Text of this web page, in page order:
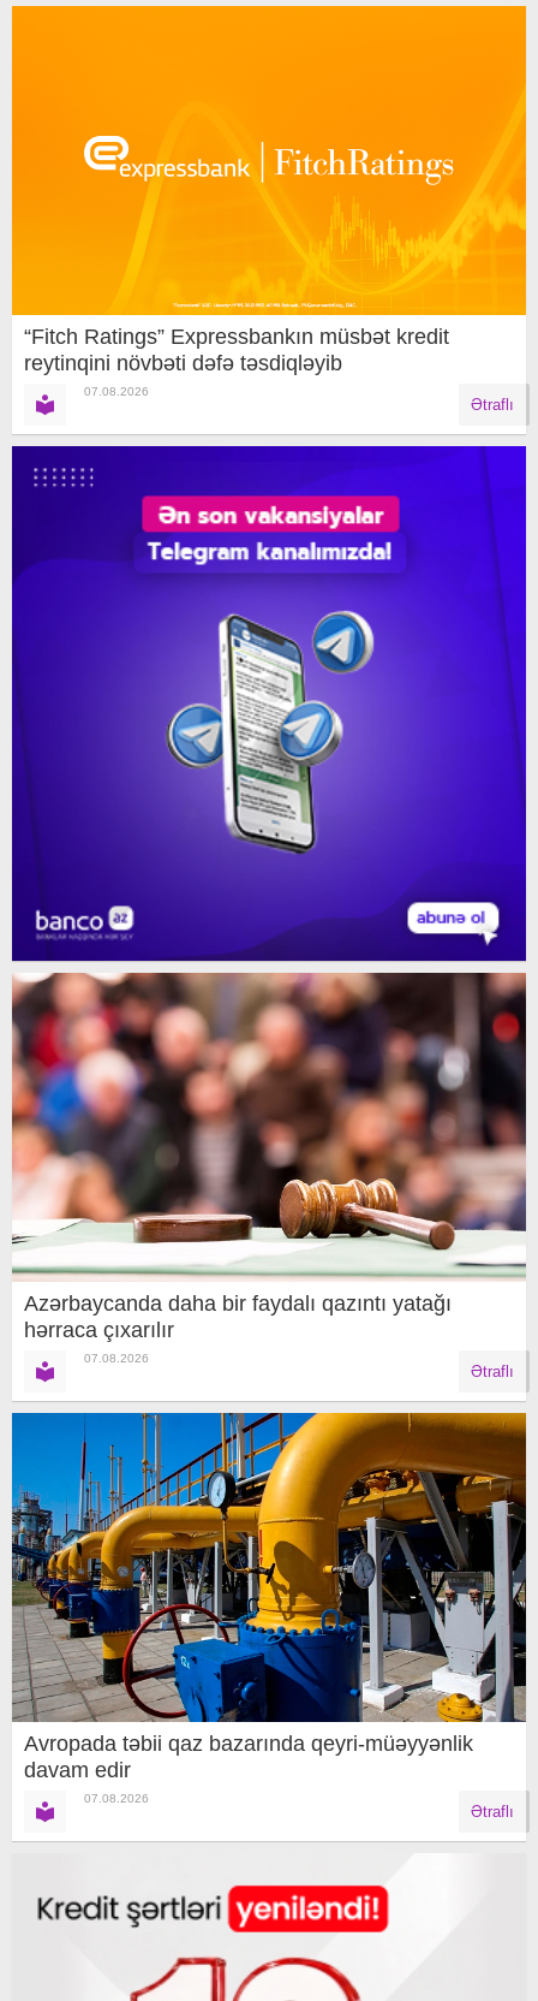
“Fitch Ratings” Expressbankın müsbət kredit
reytinqini növbəti dəfə təsdiqləyib
07.08.2026
Ətraflı
Azərbaycanda daha bir faydalı qazıntı yatağı
hərraca çıxarılır
07.08.2026
Ətraflı
Avropada təbii qaz bazarında qeyri-müəyyənlik
davam edir
07.08.2026
Ətraflı